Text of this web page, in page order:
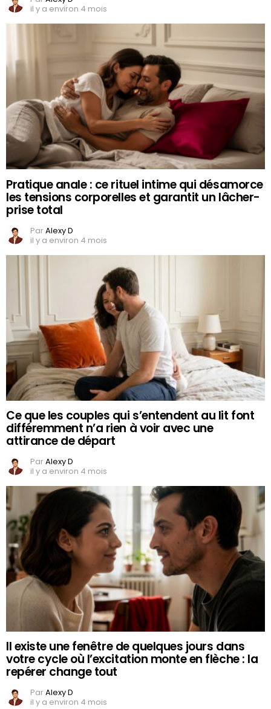
il y a environ 4 mois
Pratique anale : ce rituel intime qui désamorce
les tensions corporelles et garantit un lâcher-
prise total
ParAlexy D
il y a environ 4 mois
Ce que les couples qui s’entendent au lit font
différemment n’a rien à voir avec une
attirance de départ
ParAlexy D
il y a environ 4 mois
Il existe une fenêtre de quelques jours dans
votre cycle où l’excitation monte en flèche : la
repérer change tout
ParAlexy D
il y a environ 4 mois